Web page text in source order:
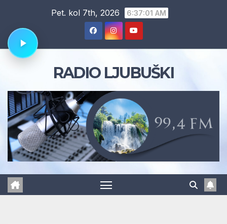
content
Pet. kol 7th, 2026 6:37:01 AM
RADIO LJUBUŠKI